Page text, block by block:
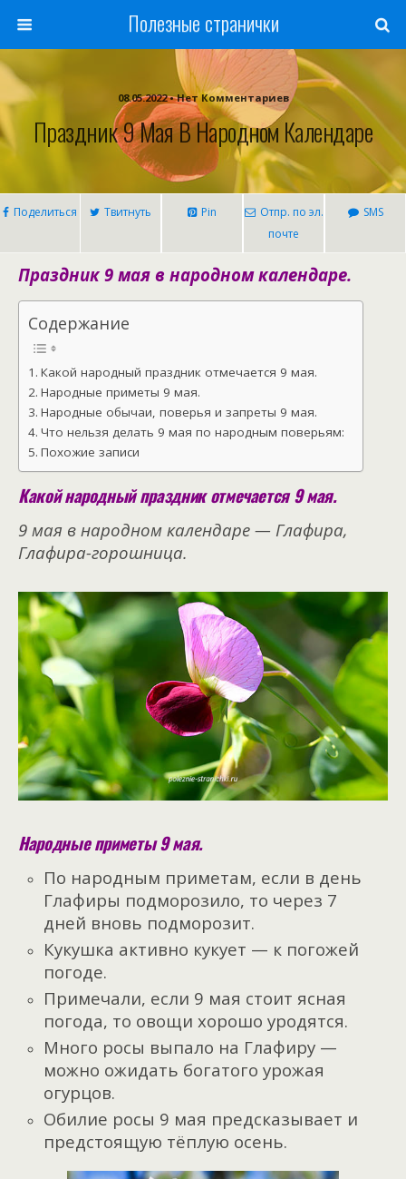
Полезные странички
08.05.2022 • Нет Комментариев
Праздник 9 Мая В Народном Календаре
Поделиться Твитнуть Pin
Отпр. по эл.
почте
SMS
Праздник 9 мая в народном календаре.
Содержание
Какой народный праздник отмечается 9 мая.
Народные приметы 9 мая.
Народные обычаи, поверья и запреты 9 мая.
Что нельзя делать 9 мая по народным поверьям:
Похожие записи
Какой народный праздник отмечается 9 мая.
9 мая в народном календаре — Глафира,
Глафира-горошница.
Народные приметы 9 мая.
По народным приметам, если в день
Глафиры подморозило, то через 7
дней вновь подморозит.
Кукушка активно кукует — к погожей
погоде.
Примечали, если 9 мая стоит ясная
погода, то овощи хорошо уродятся.
Много росы выпало на Глафиру —
можно ожидать богатого урожая
огурцов.
Обилие росы 9 мая предсказывает и
предстоящую тёплую осень.